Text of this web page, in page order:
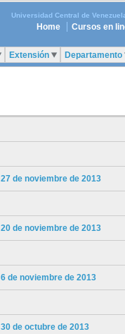
Universidad Central de
Home Cursos en
Extensión Departamento
de noviembre de 2013
de noviembre de 2013
de noviembre de 2013
de octubre de 2013